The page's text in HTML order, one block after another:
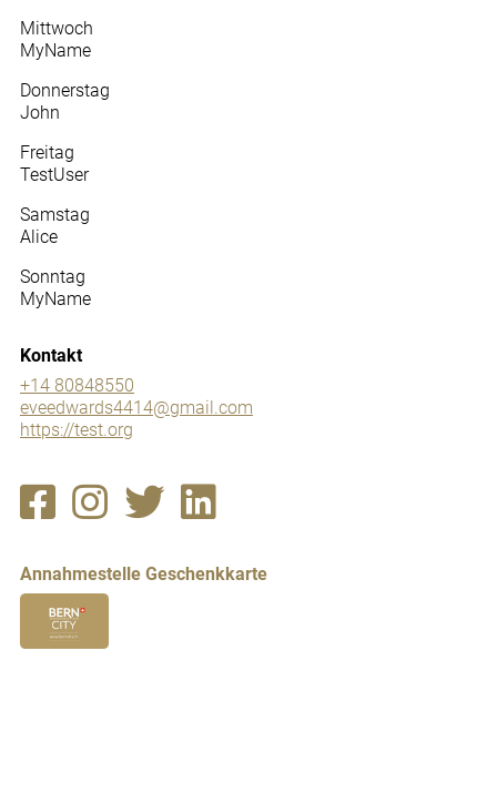
Mittwoch
MyName
Donnerstag
John
Freitag
TestUser
Samstag
Alice
Sonntag
MyName
Kontakt
+14 80848550
eveedwards4414@gmail.com
https://test.org
Annahmestelle Geschenkkarte